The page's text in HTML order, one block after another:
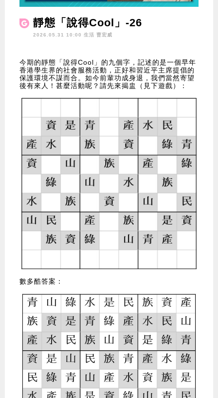
靜態「說得Cool」-26
2026.05.31 10:00 生活 曹宏威
今期的靜態「說得Cool」的九個字，記述的是一個早年
香港學生界的社會服務活動，正好和習近平主席提倡的
保護環境不謀而合。如今前輩功成身退，我們當然寄望
後有來人！甚麼活動呢？請先來揭盅（見下遊戲）：
數多酷答案：